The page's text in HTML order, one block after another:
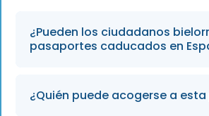
¿Pueden los ciudadanos
pasaportes caducados en
Sí. España acepta pasaportes
ciudadanos bielorrusos para
¿Quién puede acogerse a